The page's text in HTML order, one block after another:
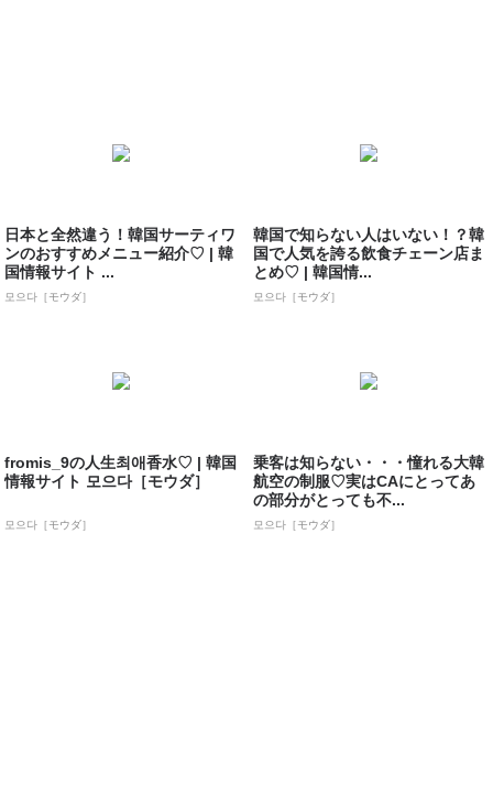
日本と全然違う！韓国サーティワ
ンのおすすめメニュー紹介♡ | 韓
国情報サイト ...
모으다［モウダ］
韓国で知らない人はいない！？韓
国で人気を誇る飲食チェーン店ま
とめ♡ | 韓国情...
모으다［モウダ］
fromis_9の人生최애香水♡ | 韓国
情報サイト 모으다［モウダ］
모으다［モウダ］
乗客は知らない・・・憧れる大韓
航空の制服♡実はCAにとってあ
の部分がとっても不...
모으다［モウダ］